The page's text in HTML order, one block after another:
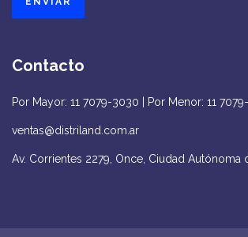
Contacto
Por Mayor: 11 7079-3030 | Por Menor: 11
ventas@distriland.com.ar
Av. Corrientes 2279, Once, Ciudad Autónoma